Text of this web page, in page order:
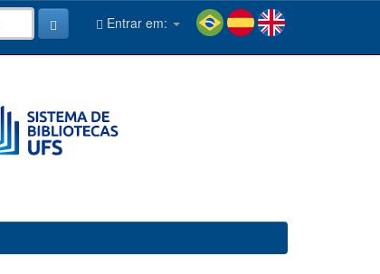
Entrar em: